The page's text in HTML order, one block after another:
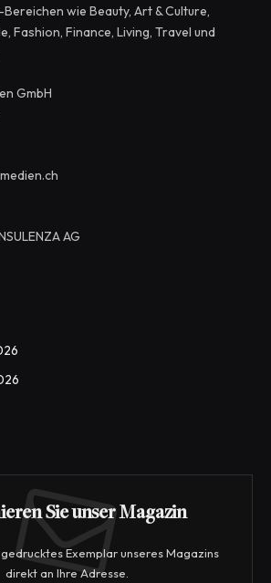
wie Beauty, Art & Culture,
Fashion, Finance, Living, Travel und
GmbH
AG
Sie unser Magazin
Exemplar unseres Magazins
direkt an Ihre Adresse.